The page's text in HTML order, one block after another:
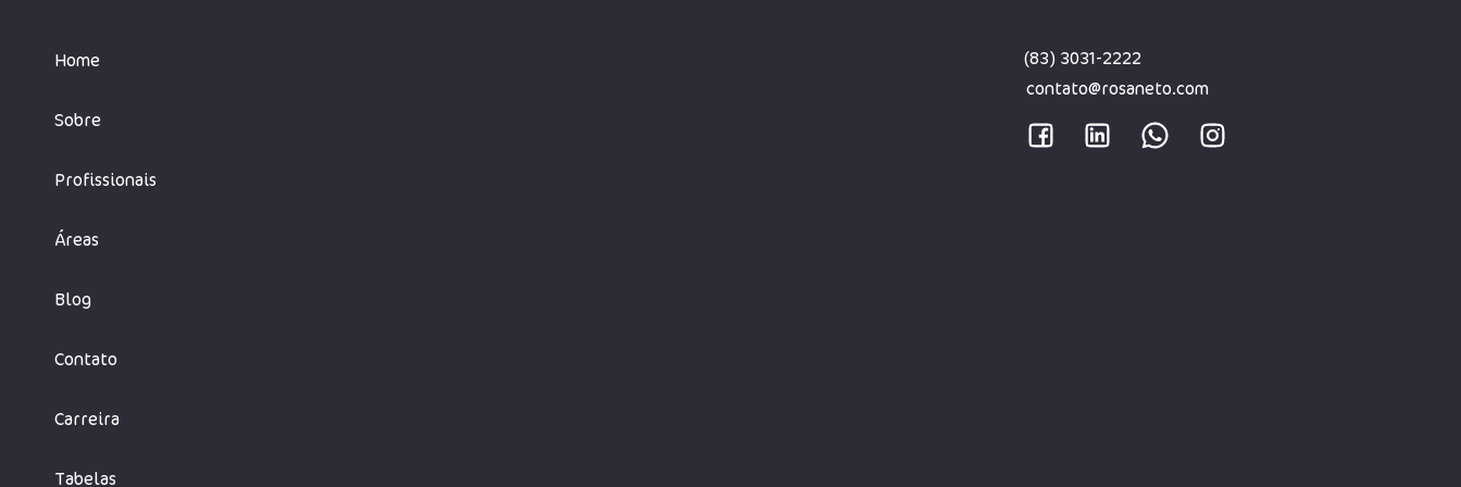
Home
Sobre
Profissionais
Áreas
Blog
Contato
Carreira
Tabelas
(83) 3031-2222
contato@rosaneto.com